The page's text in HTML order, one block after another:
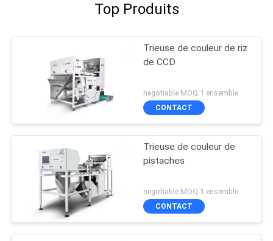
Top Produits
Trieuse de couleur de riz
de CCD
negotiable MOQ:1 ensemble
CONTACT
Trieuse de couleur de
pistaches
negotiable MOQ:1 ensemble
CONTACT